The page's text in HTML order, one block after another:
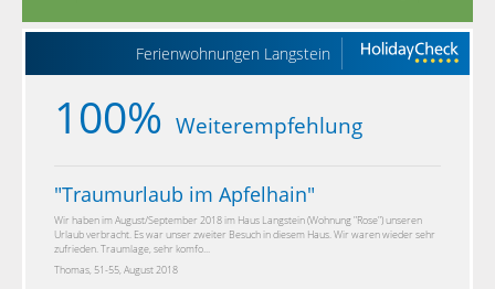
Ferienwohnungen Langstein
100% Weiterempfehlung
"Traumurlaub im Apfelhain"
Wir haben im August/September 2018 im Haus Langstein (Wohnung "Rose") unseren
Urlaub verbracht. Es war unser zweiter Besuch in diesem Haus. Wir waren wieder sehr
zufrieden. Traumlage, sehr komfo...
Thomas, 51-55, August 2018